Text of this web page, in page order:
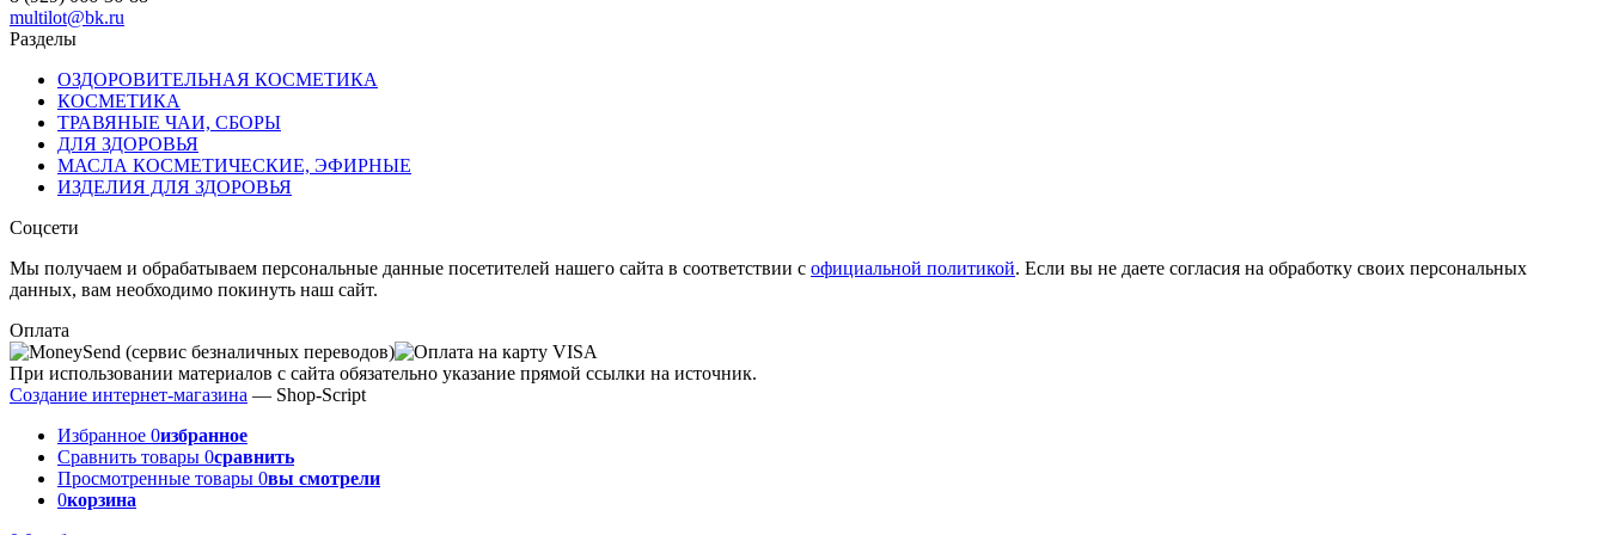
multilot@bk.ru
Разделы
ОЗДОРОВИТЕЛЬНАЯ КОСМЕТИКА
КОСМЕТИКА
ТРАВЯНЫЕ ЧАИ, СБОРЫ
ДЛЯ ЗДОРОВЬЯ
МАСЛА КОСМЕТИЧЕСКИЕ, ЭФИРНЫЕ
ИЗДЕЛИЯ ДЛЯ ЗДОРОВЬЯ
Соцсети
Мы получаем и обрабатываем персональные данные посетителей нашего сайта в соответствии с официальной политикой. Если вы не даете согласия на обработку своих персональных
данных, вам необходимо покинуть наш сайт.
Оплата
При использовании материалов с сайта обязательно указание прямой ссылки на источник.
Создание интернет-магазина — Shop-Script
Избранное 0избранное
Сравнить товары 0сравнить
Просмотренные товары 0вы смотрели
0корзина